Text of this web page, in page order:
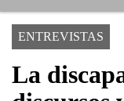
ENTREVISTAS
La